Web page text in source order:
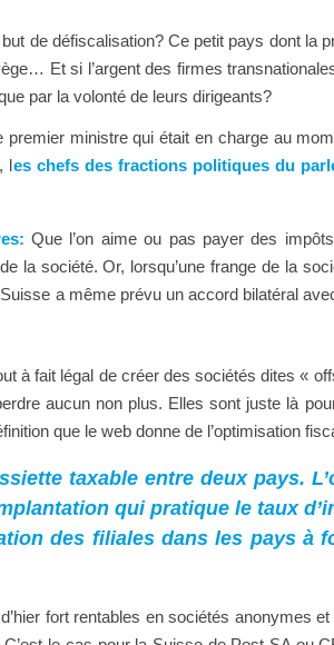
de défiscalisation? Ce petit pays dont la
Et si l’argent des firmes
par la volonté de leurs dirigeants?
ministre qui était en charge au
les chefs des fractions politiques du
Que l’on aime ou pas payer des
société. Or, lorsqu’une frange de la
a même prévu un accord bilatéral
à fait légal de créer des sociétés dites «
aucun non plus. Elles sont juste là
que le web donne de l’optimisation
taxable entre deux pays.
qui pratique le taux
des filiales dans les pays à
fort rentables en sociétés anonymes